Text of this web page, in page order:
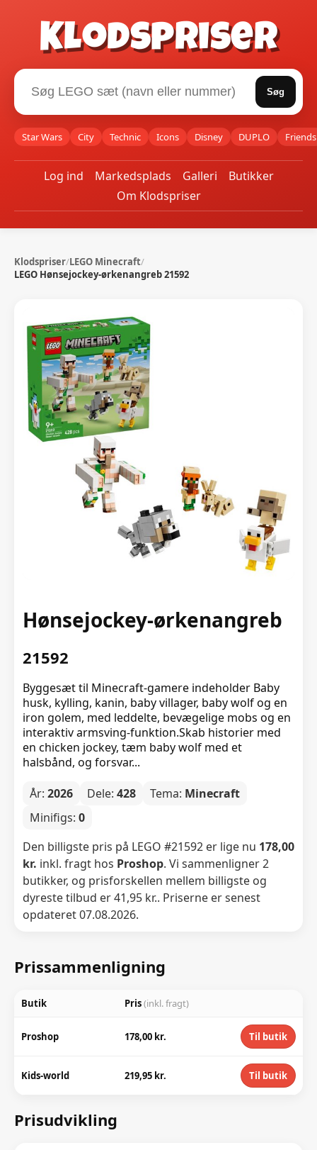
Klodspriser
Søg
Star Wars City Technic Icons Disney DUPLO Friends
Log ind Markedsplads Galleri
Butikker
Om Klodspriser
Klodspriser/LEGO Minecraft/
LEGO Hønsejockey-ørkenangreb 21592
Hønsejockey-ørkenangreb
21592
Byggesæt til Minecraft-gamere indeholder Baby
husk, kylling, kanin, baby villager, baby wolf og en
iron golem, med leddelte, bevægelige mobs og en
interaktiv armsving-funktion.Skab historier med
en chicken jockey, tæm baby wolf med et
halsbånd, og forsvar...
År: 2026 Dele: 428 Tema: Minecraft
Minifigs: 0
Den billigste pris på LEGO #21592 er lige nu 178,00
kr. inkl. fragt hos Proshop. Vi sammenligner 2
butikker, og prisforskellen mellem billigste og
dyreste tilbud er 41,95 kr.. Priserne er senest
opdateret 07.08.2026.
Prissammenligning
Butik Pris(inkl. fragt)
Proshop 178,00 kr. Til butik
Kids-world 219,95 kr. Til butik
Prisudvikling